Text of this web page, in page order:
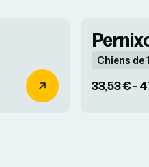
Chiens de
33,53 € -